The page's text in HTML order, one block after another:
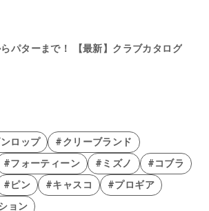
らパターまで！ 【最新】クラブカタログ
ロップ
#クリーブランド
#フォーティーン #ミズノ
#コブラ
#ピン #キャスコ
#プロギア
ョン